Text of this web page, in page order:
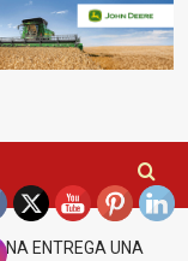
ENTREGA UNA